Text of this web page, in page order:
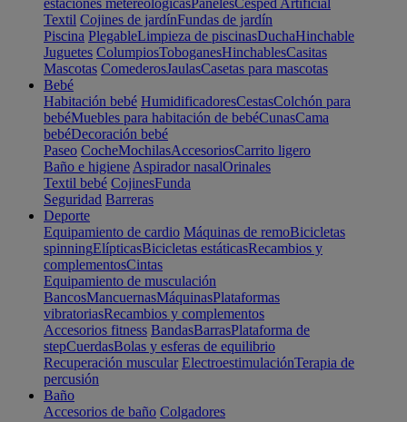
estaciones metereológicasPanelesCesped Artificial
Textil Cojines de jardínFundas de jardín
Piscina PlegableLimpieza de piscinasDuchaHinchable
Juguetes ColumpiosToboganesHinchablesCasitas
Mascotas ComederosJaulasCasetas para mascotas
Bebé
Habitación bebé HumidificadoresCestasColchón para
bebéMuebles para habitación de bebéCunasCama
bebéDecoración bebé
Paseo CocheMochilasAccesoriosCarrito ligero
Baño e higiene Aspirador nasalOrinales
Textil bebé CojinesFunda
Seguridad Barreras
Deporte
Equipamiento de cardio Máquinas de remoBicicletas
spinningElípticasBicicletas estáticasRecambios y
complementosCintas
Equipamiento de musculación
BancosMancuernasMáquinasPlataformas
vibratoriasRecambios y complementos
Accesorios fitness BandasBarrasPlataforma de
stepCuerdasBolas y esferas de equilibrio
Recuperación muscular ElectroestimulaciónTerapia de
percusión
Baño
Accesorios de baño Colgadores